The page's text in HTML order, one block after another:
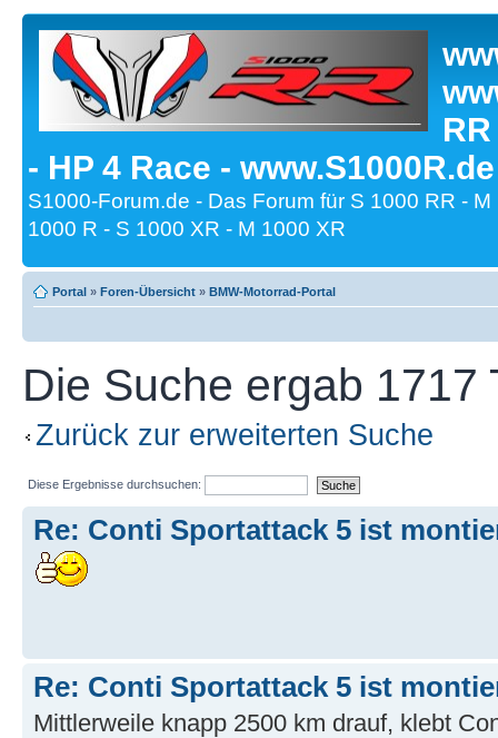
- HP 4 Race -
S1000-Forum.de - Das Forum für S 1000 RR -
1000 R - S 1000 XR - M 1000 XR
Portal » Foren-Übersicht » BMW-Motorrad-Portal
Die Suche ergab 1717
Zurück zur erweiterten Suche
Diese Ergebnisse durchsuchen:
Re: Conti Sportattack 5 ist
Re: Conti Sportattack 5 ist
Mittlerweile knapp 2500 km drauf, klebt